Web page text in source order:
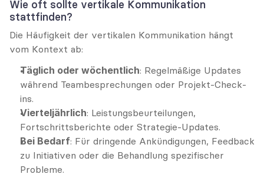
Wie oft sollte vertikale Kommunikation
stattfinden?
Die Häufigkeit der vertikalen Kommunikation hängt
vom Kontext ab:
Täglich oder wöchentlich: Regelmäßige Updates
während Teambesprechungen oder Projekt-Check-
ins.
Vierteljährlich: Leistungsbeurteilungen,
Fortschrittsberichte oder Strategie-Updates.
Bei Bedarf: Für dringende Ankündigungen, Feedback
zu Initiativen oder die Behandlung spezifischer
Probleme.